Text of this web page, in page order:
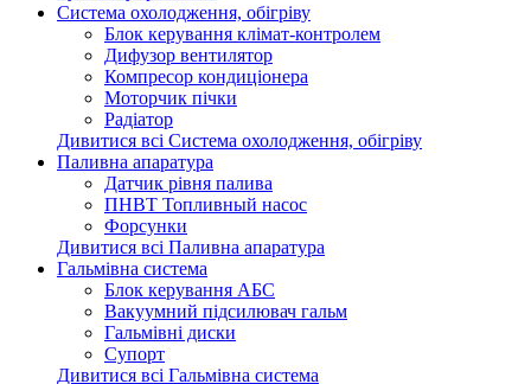
Система охолодження, обігріву
Блок керування клімат-контролем
Дифузор вентилятор
Компресор кондиціонера
Моторчик пічки
Радіатор
Дивитися всі Система охолодження, обігріву
Паливна апаратура
Датчик рівня палива
ПНВТ Топливный насос
Форсунки
Дивитися всі Паливна апаратура
Гальмівна система
Блок керування АБС
Вакуумний підсилювач гальм
Гальмівні диски
Супорт
Дивитися всі Гальмівна система